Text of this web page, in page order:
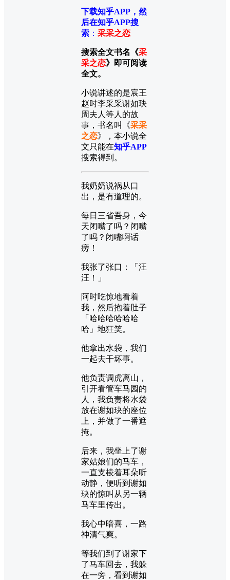
下载知乎APP，然
后在知乎APP搜
索 ： 采采之恋
搜索全文书名《采
采之恋》即可阅读
全文。
小说讲述的是宸王
赵时李采采谢如玦
周夫人等人的故
事，书名叫《采采
之恋》，本小说全
文只能在知乎APP
搜索得到。
我奶奶说祸从口
出，是有道理的。
每日三省吾身，今
天闭嘴了吗？闭嘴
了吗？闭嘴啊话
痨！
我张了张口：「汪
汪！」
阿时吃惊地看着
我，然后抱着肚子
「哈哈哈哈哈哈
哈」地狂笑。
他拿出水袋，我们
一起去干坏事。
他负责调虎离山，
引开看管车马园的
人，我负责将水袋
放在谢如玦的座位
上，并做了一番遮
掩。
后来，我坐上了谢
家姑娘们的马车，
一直支棱着耳朵听
动静，便听到谢如
玦的惊叫从另一辆
马车里传出。
我心中暗喜，一路
神清气爽。
等我们到了谢家下
了马车回去，我躲
在一旁，看到谢如